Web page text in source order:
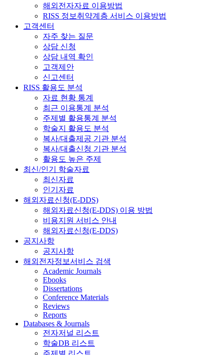
해외전자자료 이용방법
RISS 정보취약계층 서비스 이용방법
고객센터
자주 찾는 질문
상담 신청
상담 내역 확인
고객제안
신고센터
RISS 활용도 분석
자료 현황 통계
최근 이용통계 분석
주제별 활용통계 분석
학술지 활용도 분석
복사/대출제공 기관 분석
복사/대출신청 기관 분석
활용도 높은 주제
최신/인기 학술자료
최신자료
인기자료
해외자료신청(E-DDS)
해외자료신청(E-DDS) 이용 방법
비용지원 서비스 안내
해외자료신청(E-DDS)
공지사항
공지사항
해외전자정보서비스 검색
Academic Journals
Ebooks
Dissertations
Conference Materials
Reviews
Reports
Databases & Journals
전자저널 리스트
학술DB 리스트
주제별 리스트